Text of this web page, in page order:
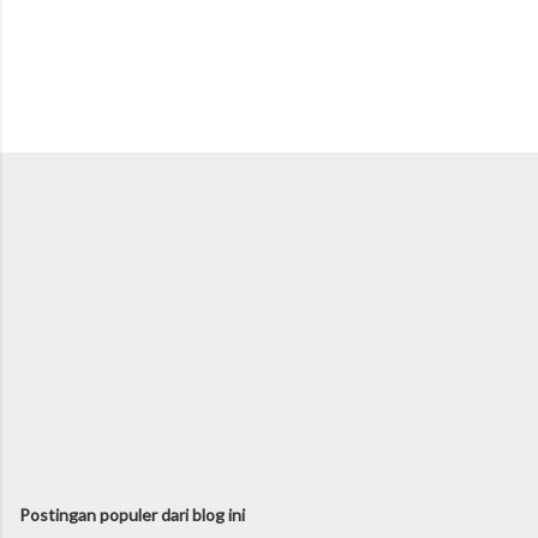
Postingan populer dari blog ini